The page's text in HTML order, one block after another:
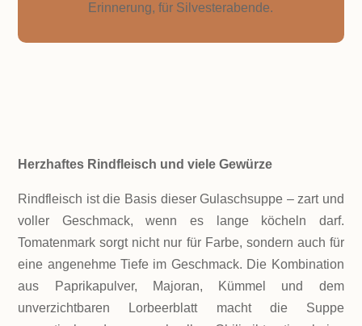
Erinnerung, für Silvesterabende.
Herzhaftes Rindfleisch und viele Gewürze
Rindfleisch ist die Basis dieser Gulaschsuppe – zart und
voller Geschmack, wenn es lange köcheln darf.
Tomatenmark sorgt nicht nur für Farbe, sondern auch für
eine angenehme Tiefe im Geschmack. Die Kombination
aus Paprikapulver, Majoran, Kümmel und dem
unverzichtbaren Lorbeerblatt macht die Suppe